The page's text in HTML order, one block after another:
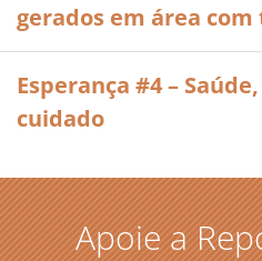
gerados em área
Esperança #4 –
cuidado
Apoie a